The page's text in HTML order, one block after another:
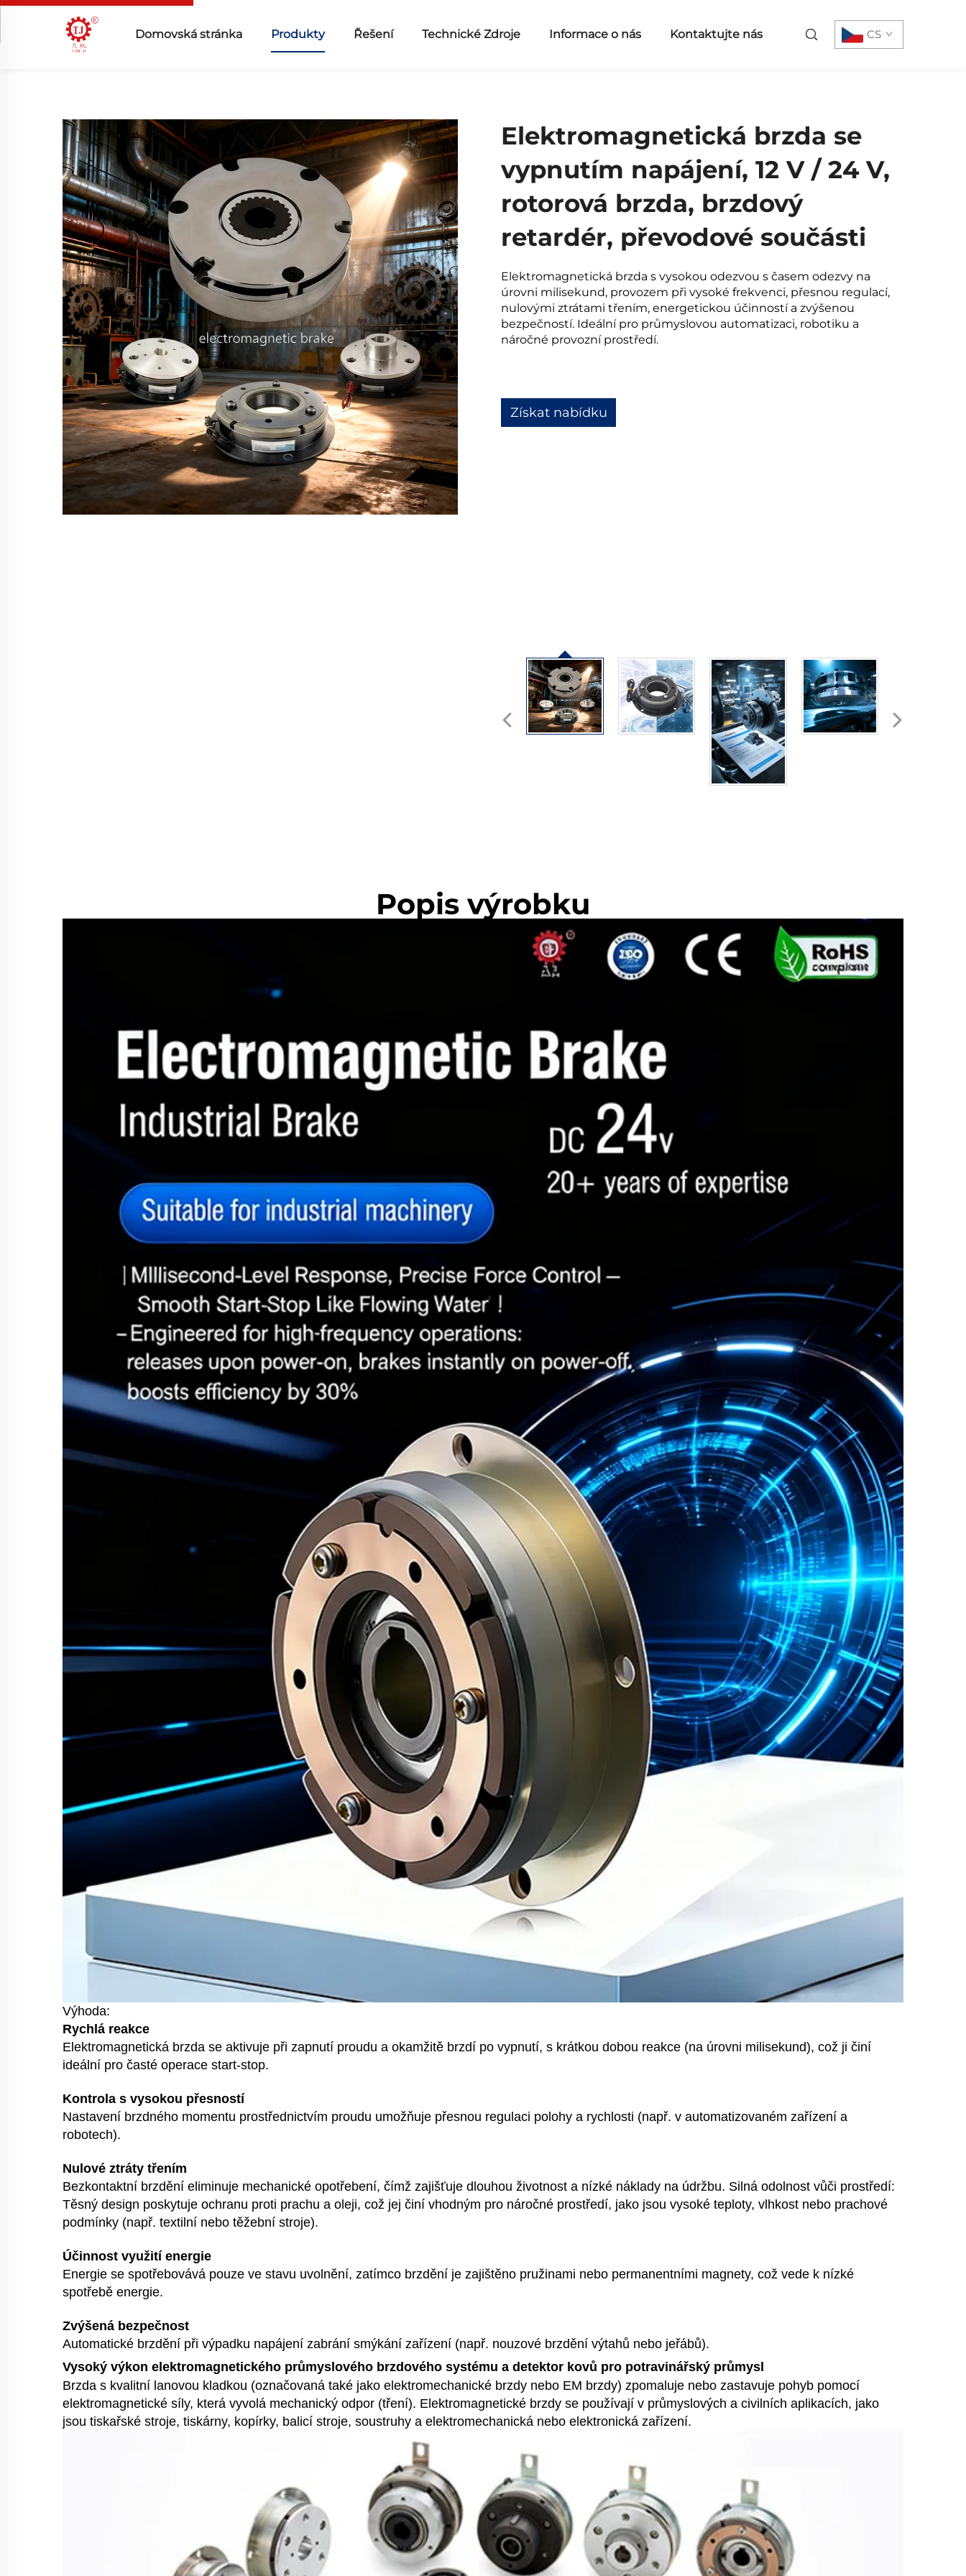
Domovská stránka Produkty Řešení Technické Zdroje Informace o nás Kontaktujte nás CS
Elektromagnetická brzda se
vypnutím napájení, 12 V / 24 V,
rotorová brzda, brzdový
retardér, převodové součásti
Elektromagnetická brzda s vysokou odezvou s časem odezvy na
úrovni milisekund, provozem při vysoké frekvenci, přesnou regulací,
nulovými ztrátami třením, energetickou účinností a zvýšenou
bezpečností. Ideální pro průmyslovou automatizaci, robotiku a
náročné provozní prostředí.
Získat nabídku
Popis výrobku
Výhoda:
Rychlá reakce
Elektromagnetická brzda se aktivuje při zapnutí proudu a okamžitě brzdí po vypnutí, s krátkou dobou reakce (na úrovni milisekund), což ji činí
ideální pro časté operace start-stop.
Kontrola s vysokou přesností
Nastavení brzdného momentu prostřednictvím proudu umožňuje přesnou regulaci polohy a rychlosti (např. v automatizovaném zařízení a
robotech).
Nulové ztráty třením
Bezkontaktní brzdění eliminuje mechanické opotřebení, čímž zajišťuje dlouhou životnost a nízké náklady na údržbu. Silná odolnost vůči prostředí:
Těsný design poskytuje ochranu proti prachu a oleji, což jej činí vhodným pro náročné prostředí, jako jsou vysoké teploty, vlhkost nebo prachové
podmínky (např. textilní nebo těžební stroje).
Účinnost využití energie
Energie se spotřebovává pouze ve stavu uvolnění, zatímco brzdění je zajištěno pružinami nebo permanentními magnety, což vede k nízké
spotřebě energie.
Zvýšená bezpečnost
Automatické brzdění při výpadku napájení zabrání smýkání zařízení (např. nouzové brzdění výtahů nebo jeřábů).
Vysoký výkon elektromagnetického průmyslového brzdového systému a detektor kovů pro potravinářský průmysl
Brzda s kvalitní lanovou kladkou (označovaná také jako elektromechanické brzdy nebo EM brzdy) zpomaluje nebo zastavuje pohyb pomocí
elektromagnetické síly, která vyvolá mechanický odpor (tření). Elektromagnetické brzdy se používají v průmyslových a civilních aplikacích, jako
jsou tiskařské stroje, tiskárny, kopírky, balicí stroje, soustruhy a elektromechanická nebo elektronická zařízení.